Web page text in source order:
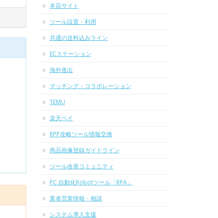
本店サイト
ツール設置・利用
共通の送料込みライン
ECステーション
海外進出
マッチング・コラボレーション
TEMU
楽天ペイ
RPP攻略ツール情報交換
商品画像登録ガイドライン
ツール改善コミュニティ
PC 自動化Robotツール「RPA」
業者営業情報・相談
システム導入支援